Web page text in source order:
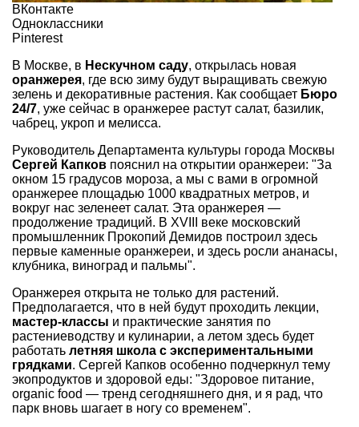
ВКонтакте
Одноклассники
Pinterest
В Москве, в Нескучном саду, открылась новая
оранжерея, где всю зиму будут выращивать свежую
зелень и декоративные растения. Как сообщает Бюро
24/7, уже сейчас в оранжерее растут салат, базилик,
чабрец, укроп и мелисса.
Руководитель Департамента культуры города Москвы
Сергей Капков пояснил на открытии оранжереи: "За
окном 15 градусов мороза, а мы с вами в огромной
оранжерее площадью 1000 квадратных метров, и
вокруг нас зеленеет салат. Эта оранжерея —
продолжение традиций. В XVIII веке московский
промышленник Прокопий Демидов построил здесь
первые каменные оранжереи, и здесь росли ананасы,
клубника, виноград и пальмы".
Оранжерея открыта не только для растений.
Предполагается, что в ней будут проходить лекции,
мастер-классы и практические занятия по
растениеводству и кулинарии, а летом здесь будет
работать летняя школа с экспериментальными
грядками. Сергей Капков особенно подчеркнул тему
экопродуктов и здоровой еды: "Здоровое питание,
organic food — тренд сегодняшнего дня, и я рад, что
парк вновь шагает в ногу со временем".